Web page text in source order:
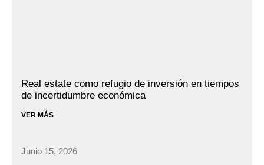
Real estate como refugio de inversión en tiempos
de incertidumbre económica
VER MÁS
Junio 15, 2026